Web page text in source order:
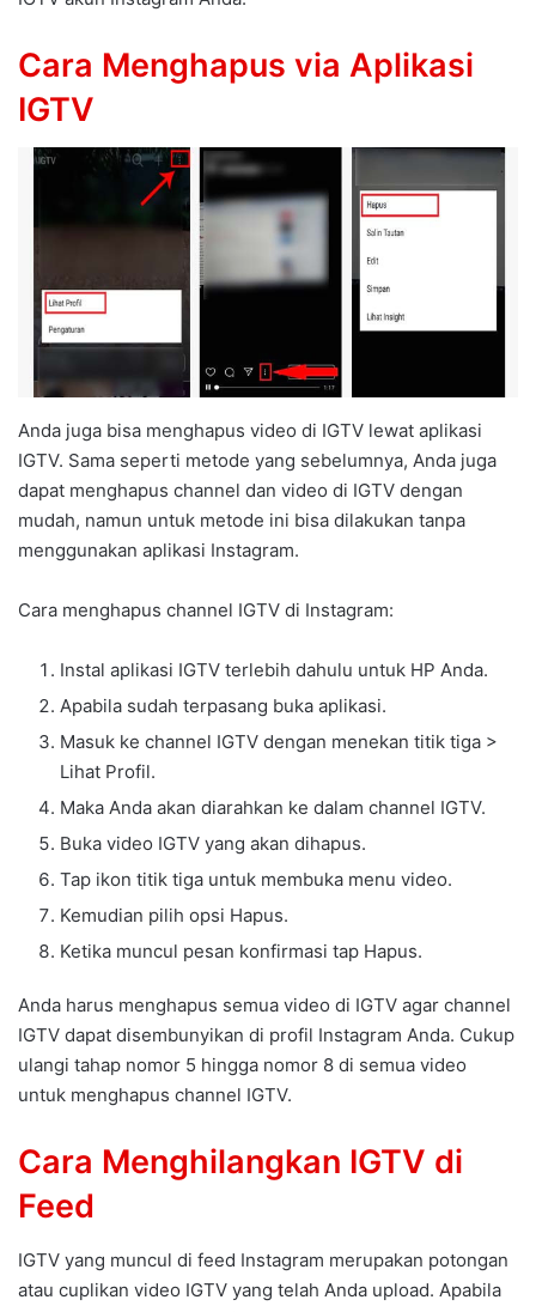
Cara Menghapus via Aplikasi
IGTV
Anda juga bisa menghapus video di IGTV lewat aplikasi
IGTV. Sama seperti metode yang sebelumnya, Anda juga
dapat menghapus channel dan video di IGTV dengan
mudah, namun untuk metode ini bisa dilakukan tanpa
menggunakan aplikasi Instagram.
Cara menghapus channel IGTV di Instagram:
Instal aplikasi IGTV terlebih dahulu untuk HP Anda.
Apabila sudah terpasang buka aplikasi.
Masuk ke channel IGTV dengan menekan titik tiga >
Lihat Profil.
Maka Anda akan diarahkan ke dalam channel IGTV.
Buka video IGTV yang akan dihapus.
Tap ikon titik tiga untuk membuka menu video.
Kemudian pilih opsi Hapus.
Ketika muncul pesan konfirmasi tap Hapus.
Anda harus menghapus semua video di IGTV agar channel
IGTV dapat disembunyikan di profil Instagram Anda. Cukup
ulangi tahap nomor 5 hingga nomor 8 di semua video
untuk menghapus channel IGTV.
Cara Menghilangkan IGTV di
Feed
IGTV yang muncul di feed Instagram merupakan potongan
atau cuplikan video IGTV yang telah Anda upload. Apabila